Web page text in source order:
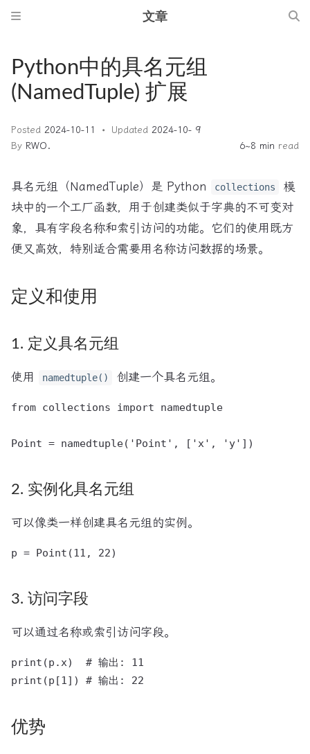
文章
Python中的具名元组
(NamedTuple) 扩展
Posted 2024-10-11 Updated 2024-10- 9
By RWO. 6~8 min read
具名元组（NamedTuple）是 Python collections
模
块中的一个工厂函数，用于创建类似于字典的不可变对
象，具有字段名称和索引访问的功能。它们的使用既方
便又高效，特别适合需要用名称访问数据的场景。
定义和使用
1. 定义具名元组
使用 namedtuple() 创建一个具名元组。
from collections import namedtuple
2. 实例化具名元组
可以像类一样创建具名元组的实例。
3. 访问字段
可以通过名称或索引访问字段。
print(p.x)  # 输出: 11
优势